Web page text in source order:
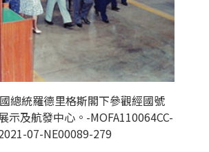
總統羅德里格斯閣下參觀經國號
示及航發中心。-MOFA110064CC-
07-NE00089-279